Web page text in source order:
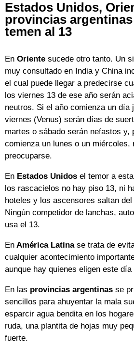
Estados Unidos,
provincias
temen al 13
En Oriente sucede otro tanto. Un
muy consultado en India y China
el cual puede llegar a predecirse
los viernes 13 de ese año serán
neutros. Si el año comienza un día
viernes (Venus) serán días de
martes o sábado serán nefastos y,
comienza un lunes o un miércoles,
preocuparse.
En Estados Unidos el temor a
los rascacielos no hay piso 13, ni
hoteles y los ascensores saltan
Ningún competidor de lanchas,
usa el 13.
En América Latina se trata de
cualquier acontecimiento
aunque hay quienes eligen este
En las provincias argentinas se
sencillos para ahuyentar la mala
esparcir agua bendita en los
ruda, una plantita de hojas muy
fuerte.